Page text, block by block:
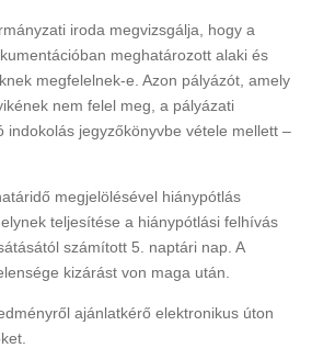
iroda megvizsgálja, hogy a
meghatározott alaki és
megfelelnek-e. Azon pályázót, amely
nem felel meg, a pályázati
indokolás jegyzőkönyvbe vétele mellett –
megjelölésével hiánypótlás
teljesítése a hiánypótlási felhívás
számított 5. naptári nap. A
kizárást von maga után.
ajánlatkérő elektronikus úton